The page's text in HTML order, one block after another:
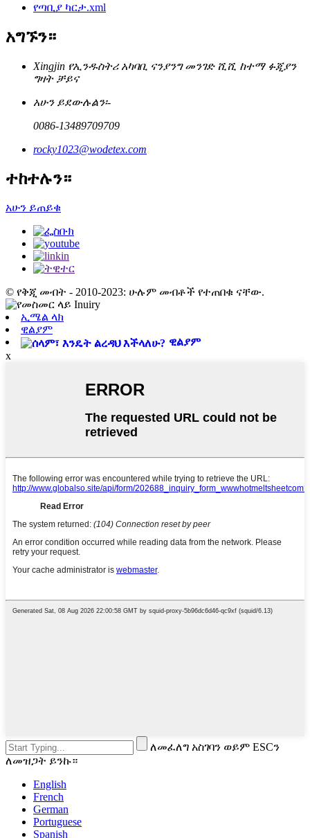
የጣቢያ ካርታ.xml
አግኙን።
Xingjin የኢንዱስትሪ አካባቢ ናንያንግ መንገድ ሺሺ ከተማ ፉጂያን
ግዛት ቻይና
አሁን ይደውሉልን፡-
0086-13489709709
rocky1023@wodetex.com
ተከተሉን።
አሁን ይጠይቁ
© የቅጂ መብት - 2010-2023: ሁሉም መብቶች የተጠበቁ ናቸው.
ኢሜል ላክ
ዊልያም
ዊልያም
x
ለመፈለግ አስገባን ወይም ESCን
ለመዝጋት ይንኩ።
English
French
German
Portuguese
Spanish